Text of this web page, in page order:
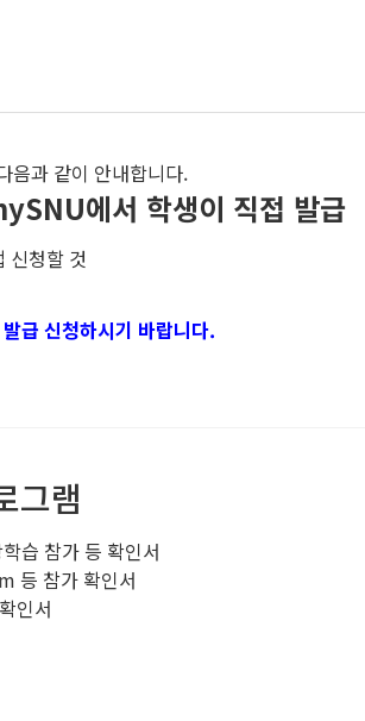
음과 같이 안내합니다.
에서 학생이 직접 발급
신청할 것
급 신청하시기 바랍니다.
그램
습 참가 등 확인서
등 참가 확인서
인서